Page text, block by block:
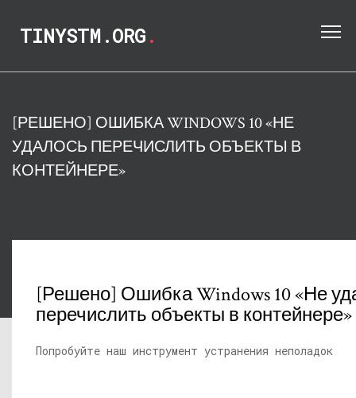
TINYSTM.ORG.
[РЕШЕНО] ОШИБКА WINDOWS 10 «НЕ
УДАЛОСЬ ПЕРЕЧИСЛИТЬ ОБЪЕКТЫ В
КОНТЕЙНЕРЕ»
[Решено] Ошибка Windows 10 «Не
перечислить объекты в контейнере»
Попробуйте наш инструмент устранения неполадок